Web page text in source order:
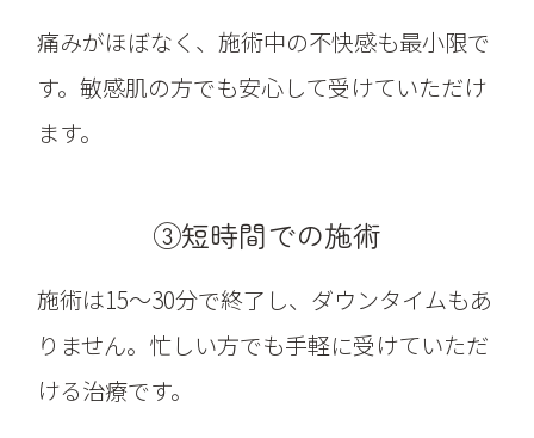
痛みがほぼなく、施術中の不快感も最小限で
す。敏感肌の方でも安心して受けていただけ
ます。
③短時間での施術
施術は15～30分で終了し、ダウンタイムもあ
りません。忙しい方でも手軽に受けていただ
ける治療です。